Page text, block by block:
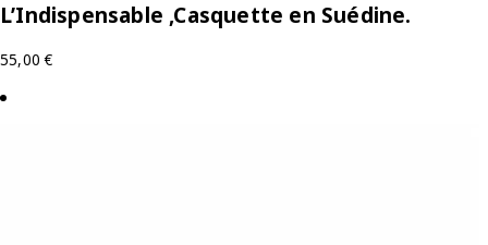
L’Indispensable ,Casquette en Suédine.
55,00€